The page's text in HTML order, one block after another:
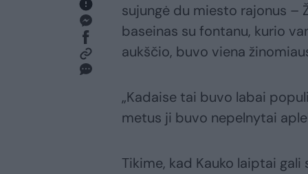
sujungė du miesto rajonus –
baseinas su fontanu, kurio
aukščio, buvo viena
„Kadaise tai buvo labai
metus ji buvo nepelnytai
Tikime, kad Kauko laiptai